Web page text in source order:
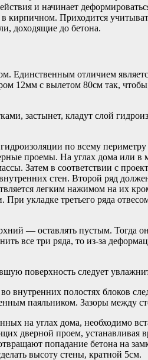
и начинает
кирпичном. Приходится
доходящие до бетона.
Единственным отличием
12мм с вылетом 80см так,
застынет, кладут слой
по всему
проемы. На углах дома или в
Затем в соответствии с
стен. Второй ряд
легким нажимом на их
укладке третьего ряда
— оставлять пустым. Тогда
все три ряда, то из-за
поверхность следует
внутренних полостях блоков
паяльником. Зазоры между
на углах дома, необходимо
дверной проем,
попадание бетона на
высоту стены, кратной 5см.